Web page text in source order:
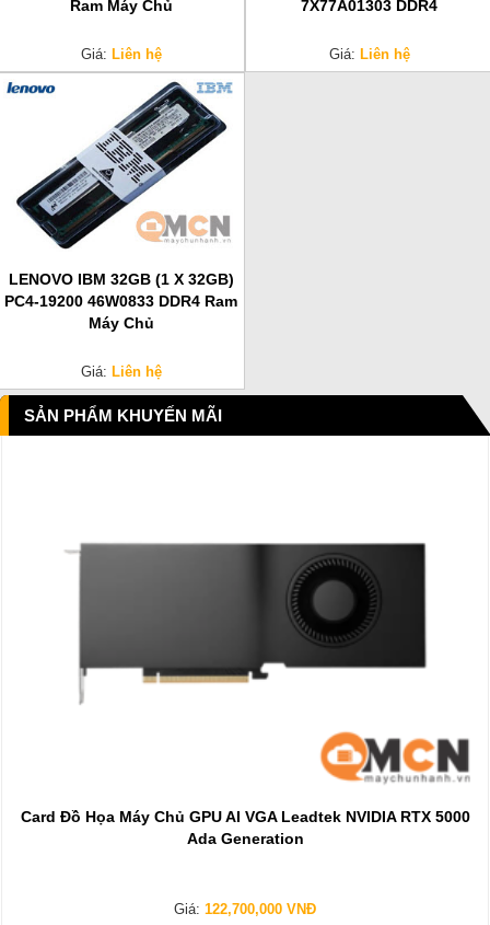
Ram Máy Chủ
Giá: Liên hệ
7X77A01303 DDR4
Giá: Liên hệ
LENOVO IBM 32GB (1 X 32GB)
PC4-19200 46W0833 DDR4 Ram
Máy Chủ
Giá: Liên hệ
SẢN PHẨM KHUYẾN MÃI
Card Đồ Họa Máy Chủ GPU AI VGA Leadtek NVIDIA RTX 5000
Ada Generation
Giá: 122,700,000 VNĐ